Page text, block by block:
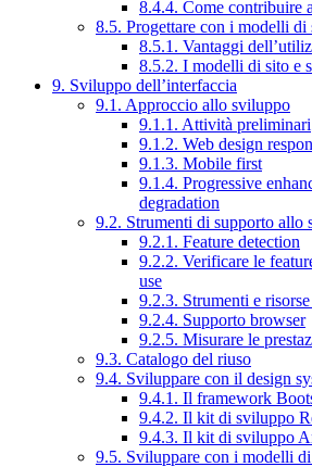
8.4.4. Come contribuire
8.5. Progettare con i modelli di
8.5.1. Vantaggi
8.5.2. I modelli di sito e
9. Sviluppo dell’interfaccia
9.1. Approccio allo sviluppo
9.1.1. Attività preliminari
9.1.2. Web design
9.1.3. Mobile first
9.1.4. Progressive
degradation
9.2. Strumenti di supporto allo
9.2.1. Feature detection
9.2.2. Verificare le
use
9.2.3. Strumenti e
9.2.4. Supporto browser
9.2.5. Misurare le
9.3. Catalogo del riuso
9.4. Sviluppare con il design
9.4.1. Il framework
9.4.2. Il kit di sviluppo
9.4.3. Il kit di sviluppo
9.5. Sviluppare con i modelli